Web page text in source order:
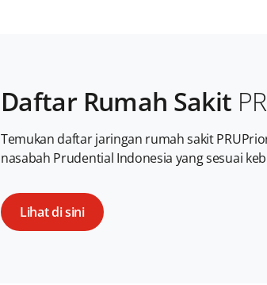
Daftar Rumah Sakit
Temukan daftar jaringan rumah sakit
nasabah Prudential Indonesia yang sesuai
Lihat di sini